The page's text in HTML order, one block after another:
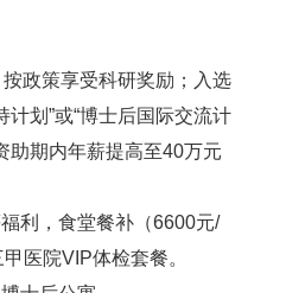
政策享受科研奖励；入选
计划”或“博士后国际交流计
助期内年薪提高至40万元
利，食堂餐补（6600元/
医院VIP体检套餐。